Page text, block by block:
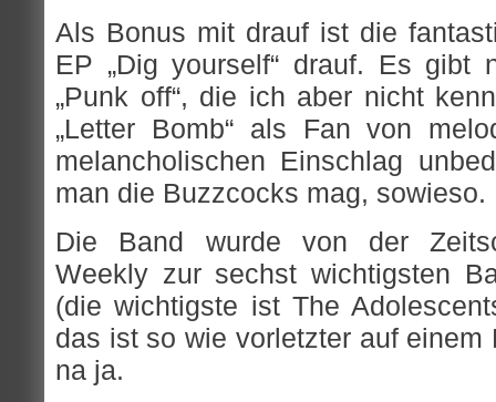
Als Bonus mit drauf ist die
EP „Dig yourself“ drauf. Es gibt
„Punk off“, die ich aber nicht
„Letter Bomb“ als Fan von
melancholischen Einschlag
man die Buzzcocks mag, sowieso.
Die Band wurde von der
Weekly zur sechst wichtigsten
(die wichtigste ist The
das ist so wie vorletzter auf einem
na ja.